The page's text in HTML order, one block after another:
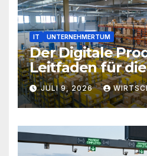
IT UNTERNEHMERTUM
Der Digitale
Leitfaden für
Wirtschaft von
JULI 9, 2026